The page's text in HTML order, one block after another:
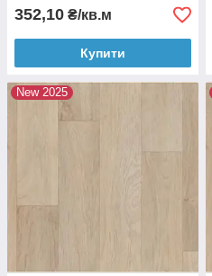
352,10 ₴/кв.м
Купити
New 2025